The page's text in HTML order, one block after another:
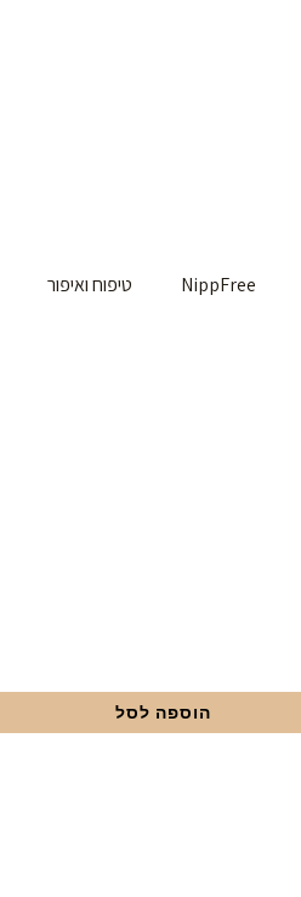
NippFree טיפוח ואיפור
הוספה לסל